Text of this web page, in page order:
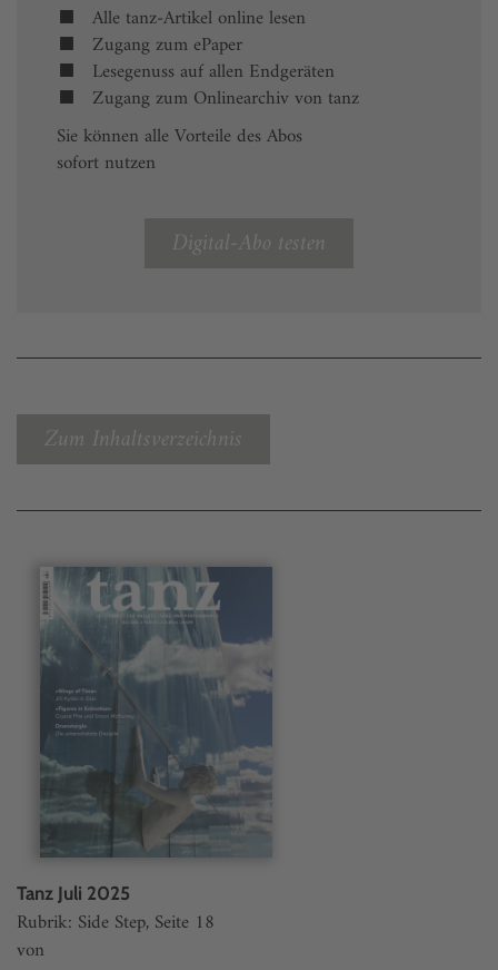
Alle tanz-Artikel online lesen
Zugang zum ePaper
Lesegenuss auf allen Endgeräten
Zugang zum Onlinearchiv von tanz
Sie können alle Vorteile des Abos
sofort nutzen
Digital-Abo testen
Zum Inhaltsverzeichnis
Tanz Juli 2025
Rubrik: Side Step, Seite 18
von